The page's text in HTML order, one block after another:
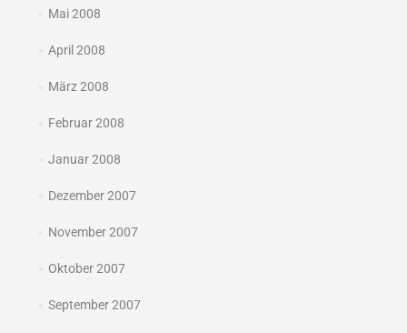
Mai 2008
April 2008
März 2008
Februar 2008
Januar 2008
Dezember 2007
November 2007
Oktober 2007
September 2007